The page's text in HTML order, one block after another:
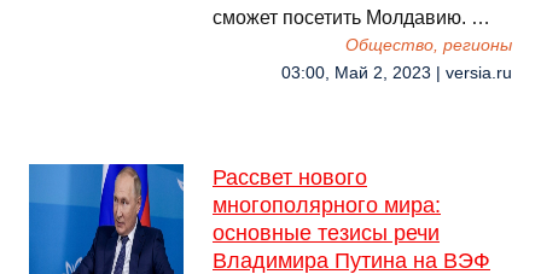
сможет посетить Молдавию. …
Общество, регионы
03:00, Май 2, 2023 | versia.ru
Рассвет нового
многополярного мира:
основные тезисы речи
Владимира Путина на ВЭФ